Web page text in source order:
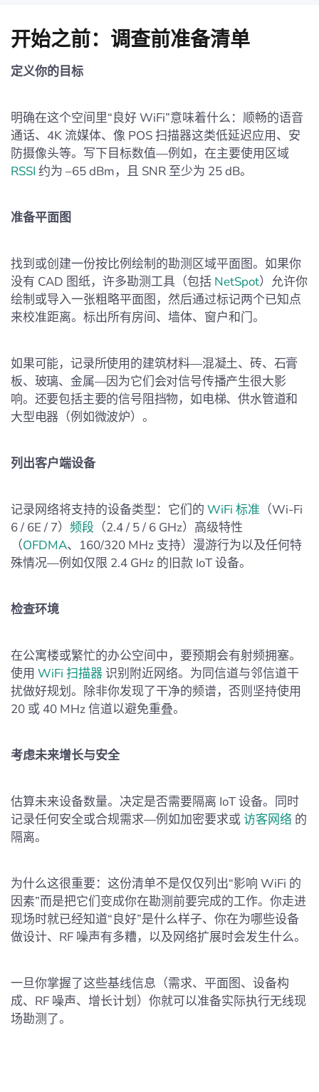
开始之前：调查前准备清单
定义你的目标
明确在这个空间里“良好 WiFi”意味着什么：顺畅的语音
通话、4K 流媒体、像 POS 扫描器这类低延迟应用、安
防摄像头等。写下目标数值—例如，在主要使用区域
RSSI 约为 –65 dBm，且 SNR 至少为 25 dB。
准备平面图
找到或创建一份按比例绘制的勘测区域平面图。如果你
没有 CAD 图纸，许多勘测工具（包括 NetSpot）允许你
绘制或导入一张粗略平面图，然后通过标记两个已知点
来校准距离。标出所有房间、墙体、窗户和门。
如果可能，记录所使用的建筑材料—混凝土、砖、石膏
板、玻璃、金属—因为它们会对信号传播产生很大影
响。还要包括主要的信号阻挡物，如电梯、供水管道和
大型电器（例如微波炉）。
列出客户端设备
记录网络将支持的设备类型：它们的 WiFi 标准 （Wi‑Fi
6 / 6E / 7） 频段 （2.4 / 5 / 6 GHz）高级特性
（OFDMA、160/320 MHz 支持）漫游行为以及任何特
殊情况—例如仅限 2.4 GHz 的旧款 IoT 设备。
检查环境
在公寓楼或繁忙的办公空间中，要预期会有射频拥塞。
使用 WiFi 扫描器识别附近网络。为同信道与邻信道干
扰做好规划。除非你发现了干净的频谱，否则坚持使用
20 或 40 MHz 信道以避免重叠。
考虑未来增长与安全
估算未来设备数量。决定是否需要隔离 IoT 设备。同时
记录任何安全或合规需求—例如加密要求或访客网络 的
隔离。
为什么这很重要：这份清单不是仅仅列出“影响 WiFi 的
因素”而是把它们变成你在勘测前要完成的工作。你走进
现场时就已经知道“良好”是什么样子、你在为哪些设备
做设计、RF 噪声有多糟，以及网络扩展时会发生什么。
一旦你掌握了这些基线信息（需求、平面图、设备构
成、RF 噪声、增长计划）你就可以准备实际执行无线现
场勘测了。